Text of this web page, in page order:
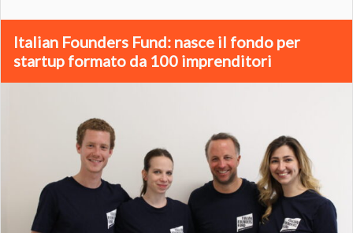
Italian Founders Fund: nasce il fondo per
startup formato da 100 imprenditori